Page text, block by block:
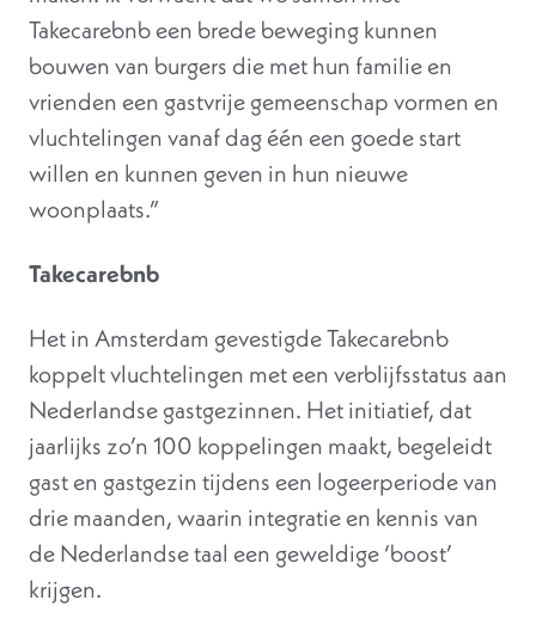
Takecarebnb een brede beweging kunnen
bouwen van burgers die met hun familie en
vrienden een gastvrije gemeenschap vormen en
vluchtelingen vanaf dag één een goede start
willen en kunnen geven in hun nieuwe
woonplaats.”
Takecarebnb
Het in Amsterdam gevestigde Takecarebnb
koppelt vluchtelingen met een verblijfsstatus aan
Nederlandse gastgezinnen. Het initiatief, dat
jaarlijks zo’n 100 koppelingen maakt, begeleidt
gast en gastgezin tijdens een logeerperiode van
drie maanden, waarin integratie en kennis van
de Nederlandse taal een geweldige ‘boost’
krijgen.